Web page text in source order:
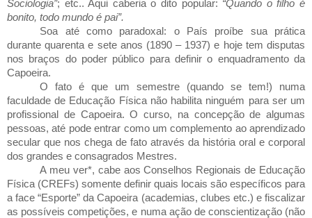
Sociologia”; etc.. Aqui caberia o dito popular: “Quando o filho é
bonito, todo mundo é pai”.
Soa até como paradoxal: o País proíbe sua prática
durante quarenta e sete anos (1890 – 1937) e hoje tem disputas
nos braços do poder público para definir o enquadramento da
Capoeira.
O fato é que um semestre (quando se tem!) numa
faculdade de Educação Física não habilita ninguém para ser um
profissional de Capoeira. O curso, na concepção de algumas
pessoas, até pode entrar como um complemento ao aprendizado
secular que nos chega de fato através da história oral e corporal
dos grandes e consagrados Mestres.
A meu ver*, cabe aos Conselhos Regionais de Educação
Física (CREFs) somente definir quais locais são específicos para
a face “Esporte” da Capoeira (academias, clubes etc.) e fiscalizar
as possíveis competições, e numa ação de conscientização (não